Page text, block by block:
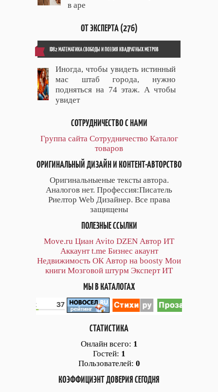
в аре
ОТ ЭКСПЕРТА (276)
ID82 МАТЕМАТИКА СВОБОДЫ И ПОЭЗИЯ КВАДРАТНЫХ МЕТРОВ
Иногда, чтобы увидеть истинный
мас штаб города, нужно
подняться на 74 этаж. А чтобы
увидет
СОТРУДНИЧЕСТВО С НАМИ
Группа сайта Сотрудничество Каталог
товаров
ОРИГИНАЛЬНЫЙ ДИЗАЙН И КОНТЕНТ-АВТОРСТВО
Оригинальныеные тексты автора.
Аналогов нет. Профессия:Писатель
Риелтор Web Дизайнер. Все права
защищены
ПОЛЕЗНЫЕ ССЫЛКИ
Move.ru Циан Avito DZEN Автор ИТ
Аккаунт t.me Бизнес акаунт
Недвижимость ОК Автор на boosty Мои
книги Мозговой штурм Эксперт ИТ
МЫ В КАТАЛОГАХ
СТАТИСТИКА
Онлайн всего: 1
Гостей: 1
Пользователей: 0
КОЭФФИЦИЭНТ ДОВЕРИЯ СЕГОДНЯ